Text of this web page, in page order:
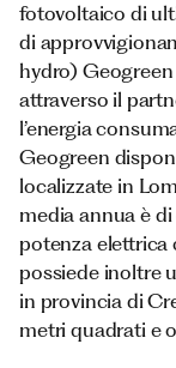
fotovoltaico di
di
hydro)
attraverso il
l’energia
Geogreen
localizzate in
media annua è
potenza elettrica
possiede inoltre
in provincia di
metri quadrati e